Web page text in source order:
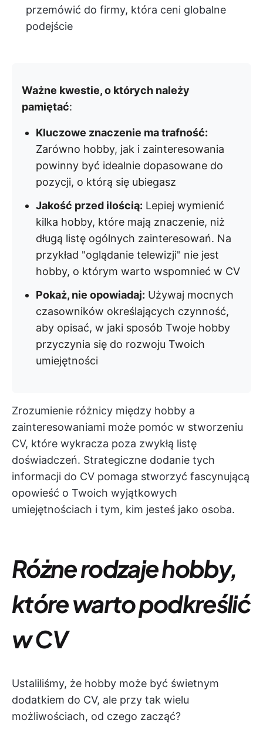
przemówić do firmy, która ceni globalne
podejście
Ważne kwestie, o których należy
pamiętać:
Kluczowe znaczenie ma trafność:
Zarówno hobby, jak i zainteresowania
powinny być idealnie dopasowane do
pozycji, o którą się ubiegasz
Jakość przed ilością: Lepiej wymienić
kilka hobby, które mają znaczenie, niż
długą listę ogólnych zainteresowań. Na
przykład "oglądanie telewizji" nie jest
hobby, o którym warto wspomnieć w CV
Pokaż, nie opowiadaj: Używaj mocnych
czasowników określających czynność,
aby opisać, w jaki sposób Twoje hobby
przyczynia się do rozwoju Twoich
umiejętności
Zrozumienie różnicy między hobby a
zainteresowaniami może pomóc w stworzeniu
CV, które wykracza poza zwykłą listę
doświadczeń. Strategiczne dodanie tych
informacji do CV pomaga stworzyć fascynującą
opowieść o Twoich wyjątkowych
umiejętnościach i tym, kim jesteś jako osoba.
Różne rodzaje hobby,
które warto podkreślić
w CV
Ustaliliśmy, że hobby może być świetnym
dodatkiem do CV, ale przy tak wielu
możliwościach, od czego zacząć?